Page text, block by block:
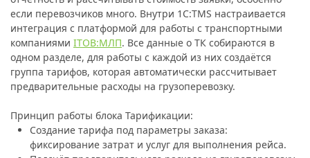
если перевозчиков много. Внутри 1С:TMS настраивается
интеграция с платформой для работы с транспортными
компаниями ITOB:МЛП. Все данные о ТК собираются в
одном разделе, для работы с каждой из них создаётся
группа тарифов, которая автоматически рассчитывает
предварительные расходы на грузоперевозку.
Принцип работы блока Тарификации:
Создание тарифа под параметры заказа:
фиксирование затрат и услуг для выполнения рейса.